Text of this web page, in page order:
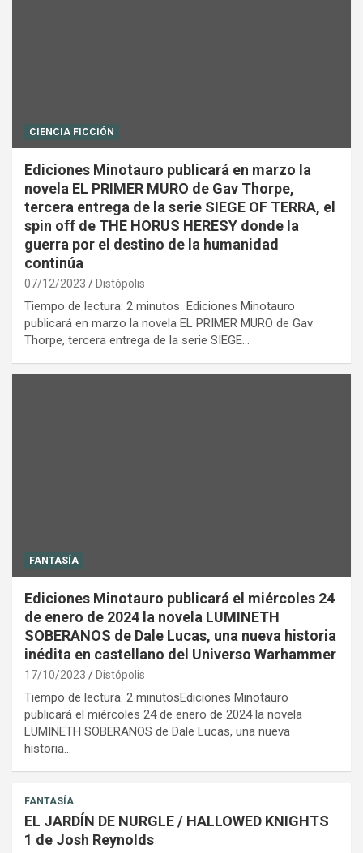
CIENCIA FICCIÓN
Ediciones Minotauro publicará en marzo la
novela EL PRIMER MURO de Gav Thorpe,
tercera entrega de la serie SIEGE OF TERRA, el
spin off de THE HORUS HERESY donde la
guerra por el destino de la humanidad
continúa
07/12/2023 Distópolis
Tiempo de lectura: 2 minutos Ediciones Minotauro
publicará en marzo la novela EL PRIMER MURO de Gav
Thorpe, tercera entrega de la serie SIEGE…
FANTASÍA
Ediciones Minotauro publicará el miércoles 24
de enero de 2024 la novela LUMINETH
SOBERANOS de Dale Lucas, una nueva historia
inédita en castellano del Universo Warhammer
17/10/2023 Distópolis
Tiempo de lectura: 2 minutosEdiciones Minotauro
publicará el miércoles 24 de enero de 2024 la novela
LUMINETH SOBERANOS de Dale Lucas, una nueva
historia…
FANTASÍA
EL JARDÍN DE NURGLE / HALLOWED KNIGHTS
1 de Josh Reynolds